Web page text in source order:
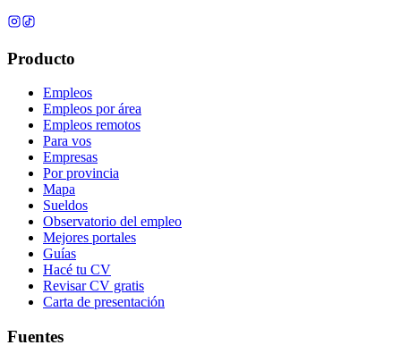
Producto
Empleos
Empleos por área
Empleos remotos
Para vos
Empresas
Por provincia
Mapa
Sueldos
Observatorio del empleo
Mejores portales
Guías
Hacé tu CV
Revisar CV gratis
Carta de presentación
Fuentes